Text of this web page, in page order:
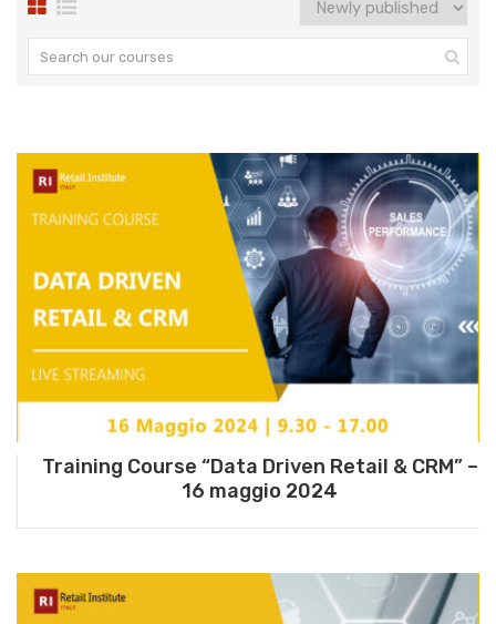
Training Course “Data Driven Retail & CRM” –
16 maggio 2024